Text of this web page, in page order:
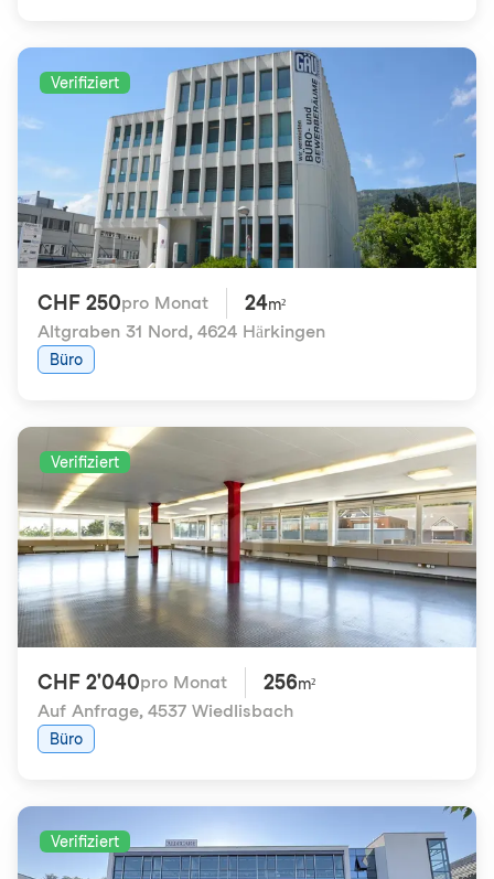
Verifiziert
CHF 250pro Monat 24m²
Altgraben 31 Nord, 4624 Härkingen
Büro
Verifiziert
CHF 2'040pro Monat 256m²
Auf Anfrage, 4537 Wiedlisbach
Büro
Verifiziert